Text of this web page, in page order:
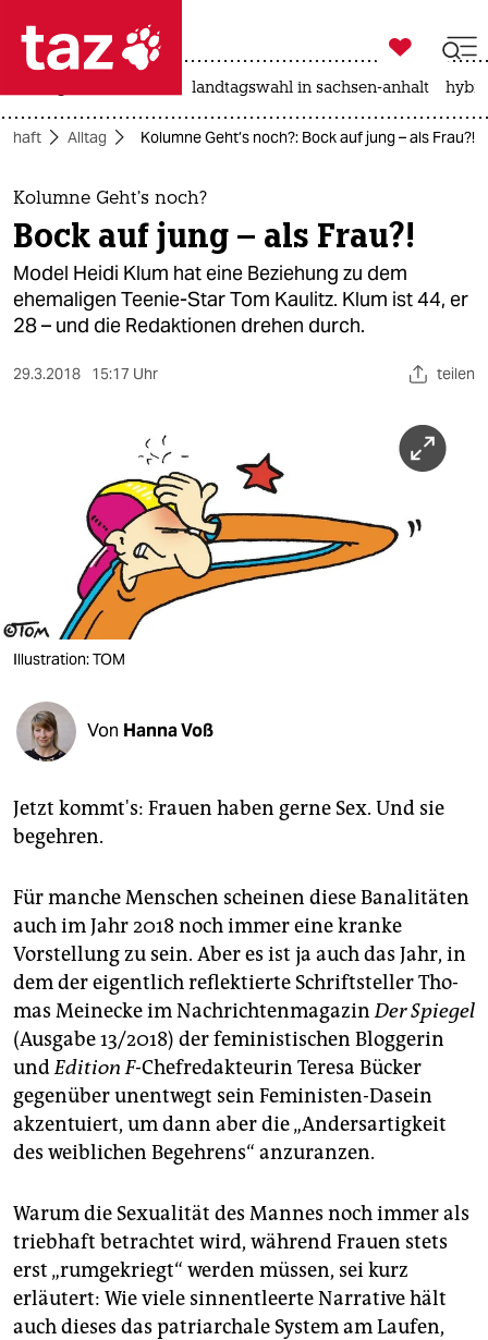
 taz zahl ich
taz zahl ich
themen
politik
öko
wahrheit
verlag
veranstaltungen
shop
fragen & hilfe
unterstützen
abo
genossenschaft
epaper login

taz zahl ich
landtagswahl in sachsen-anhalt
Alltag Kolumne Geht’s noch?: Bock auf jung – als Frau?!
Kolumne Geht’s noch?
Bock auf jung – als Frau?!
Model Heidi Klum hat eine Beziehung zu dem
ehemaligen Teenie-Star Tom Kaulitz. Klum ist 44, er
28 – und die Redaktionen drehen durch.
29.3.2018 15:17 Uhr teilen
Illustration: TOM
Von Hanna Voß
Jetzt kommt's: Frauen haben gerne Sex. Und sie
begehren.
Für manche Menschen scheinen diese Banalitäten
auch im Jahr 2018 noch immer eine kranke
Vorstellung zu sein. Aber es ist ja auch das Jahr, in
dem der eigentlich reflektierte Schriftsteller Tho­
mas Meine­cke im NachrichtenmagazinDer Spiegel
(Ausgabe 13/2018) der feministischen Bloggerin
undEdition F-Chefredakteurin Teresa Bücker
gegenüber unentwegt sein Feministen-Dasein
akzentuiert, um dann aber die „Andersartigkeit
des weiblichen Begehrens“ anzuranzen.
Warum die Sexualität des Mannes noch immer als
triebhaft betrachtet wird, während Frauen stets
erst „rumgekriegt“ werden müssen, sei kurz
erläutert: Wie viele sinnentleerte Narrative hält
auch dieses das patriarchale System am Laufen,